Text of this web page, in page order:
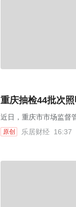
重庆抽检44批次
近日，重庆市市场监督
原创 乐居财经 16:37